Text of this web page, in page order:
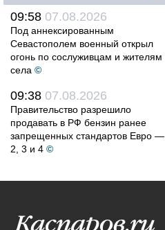
09:58 07.08.2026
Под аннексированным
Севастополем военный открыл
огонь по сослуживцам и жителям
села ©
09:38 07.08.2026
Правительство разрешило
продавать в РФ бензин ранее
запрещенных стандартов Евро —
2, 3 и 4 ©